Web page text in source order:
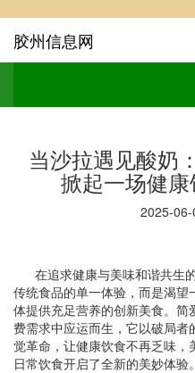
胶州信息网
当沙拉遇见酸奶
掀起一场健
2025-06-
在追求健康与美味和谐共生
传统食品的单一体验，而是渴
体提供充足营养的创新美食。
费需求中应运而生，它以破局
觉革命，让健康饮食不再乏味
日常饮食开启了全新的美妙体验。